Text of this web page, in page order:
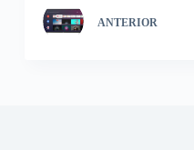
ANTERIOR